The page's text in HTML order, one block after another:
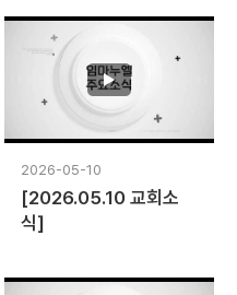
2026-05-10
[2026.05.10 교회소
식]